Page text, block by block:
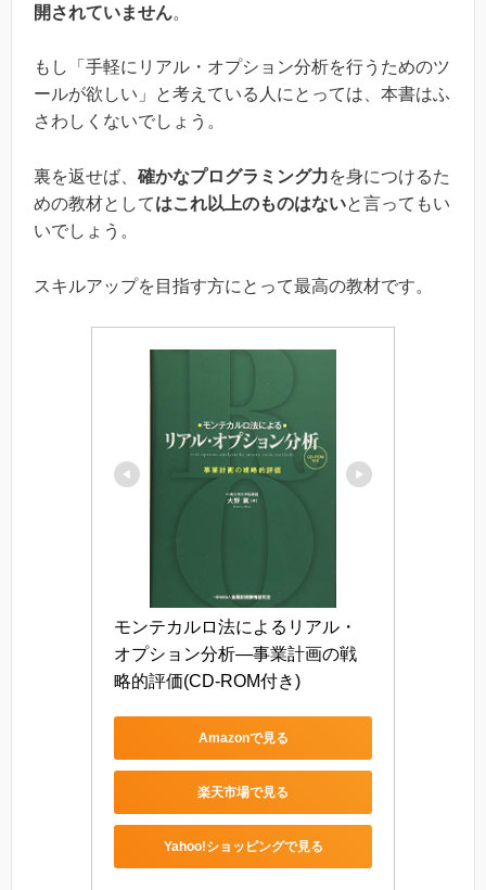
開されていません。
もし「手軽にリアル・オプション分析を行うためのツ
ールが欲しい」と考えている人にとっては、本書はふ
さわしくないでしょう。
裏を返せば、 確かなプログラミング力を身につけるた
めの教材としてはこれ以上のものはないと言ってもい
いでしょう。
スキルアップを目指す方にとって最高の教材です。
モンテカルロ法によるリアル・
オプション分析―事業計画の戦
略的評価(CD-ROM付き)
Amazonで見る
楽天市場で見る
Yahoo!ショッピングで見る